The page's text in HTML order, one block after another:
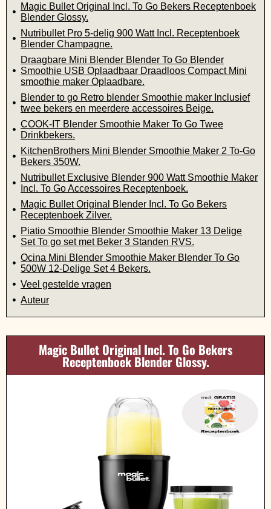
Magic Bullet Original Incl. To Go Bekers Receptenboek
Blender Glossy.
Nutribullet Pro 5-delig 900 Watt Incl. Receptenboek
Blender Champagne.
Draagbare Mini Blender Blender To Go Blender
Smoothie USB Oplaadbaar Draadloos Compact Mini
smoothie maker Oplaadbare.
Blender to go Retro blender Smoothie maker Inclusief
twee bekers en meerdere accessoires Beige.
COOK-IT Blender Smoothie Maker To Go Twee
Drinkbekers.
KitchenBrothers Mini Blender Smoothie Maker 2 To-Go
Bekers 350W.
Nutribullet Exclusive Blender 900 Watt Smoothie Maker
Incl. To Go Accessoires Receptenboek.
Magic Bullet Original Blender Incl. To Go Bekers
Receptenboek Zilver.
Piatio Smoothie Blender Smoothie Maker 13 Delige
Set To go set met Beker 3 Standen RVS.
Ocina Mini Blender Smoothie Maker Blender To Go
500W 12-Delige Set 4 Bekers.
Veel gestelde vragen
Auteur
Magic Bullet Original Incl. To Go Bekers
Receptenboek Blender Glossy.